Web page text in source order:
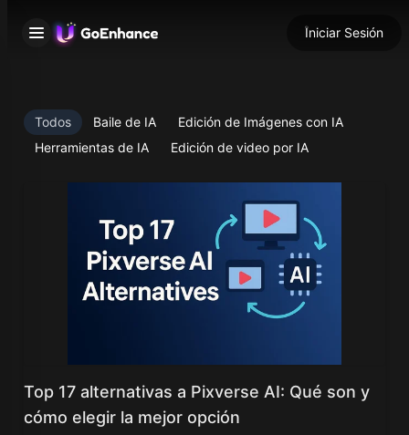
Iniciar Sesión
Todos Baile de IA
Edición de Imágenes con IA
Herramientas de IA
Edición de video por IA
Top 17 alternativas a Pixverse AI: Qué son y
cómo elegir la mejor opción